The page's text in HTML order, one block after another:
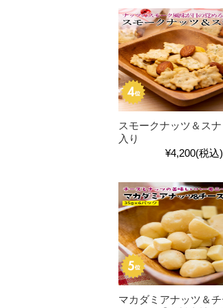
スモークナッツ＆ス
入り
¥4,200(税込)
マカダミアナッツ＆